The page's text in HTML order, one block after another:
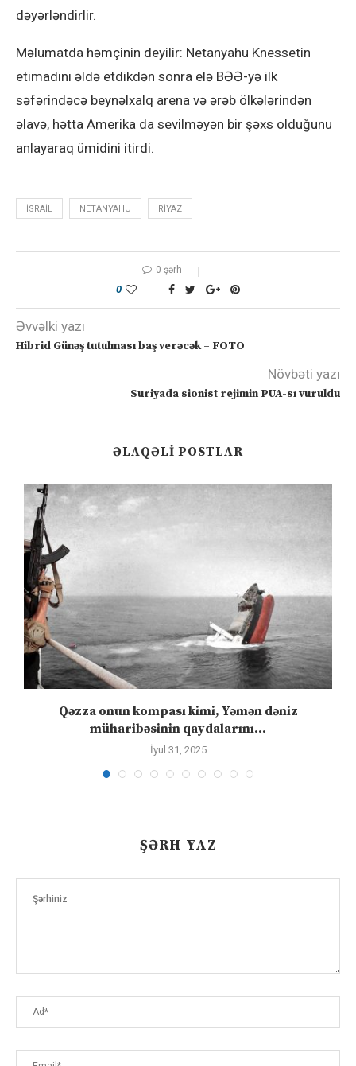
dəyərləndirlir.
Məlumatda həmçinin deyilir: Netanyahu Knessetin
etimadını əldə etdikdən sonra elə BƏƏ-yə ilk
səfərindəcə beynəlxalq arena və ərəb ölkələrindən
əlavə, hətta Amerika da sevilməyən bir şəxs olduğunu
anlayaraq ümidini itirdi.
ISRAIL NETANYAHU RIYAZ
0 şərh
0
Əvvəlki yazı
Hibrid Günəş tutulması baş verəcək – FOTO
Növbəti yazı
Suriyada sionist rejimin PUA-sı vuruldu
ƏLAQƏLI POSTLAR
Qəzza onun kompası kimi, Yəmən dəniz
müharibəsinin qaydalarını...
İyul 31, 2025
ŞƏRH YAZ